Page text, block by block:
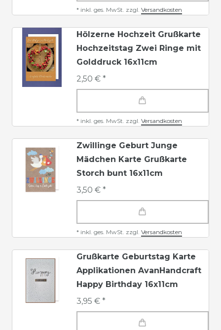
* inkl. ges. MwSt. zzgl. Versandkosten
Hölzerne Hochzeit Grußkarte
Hochzeitstag Zwei Ringe mit
Golddruck 16x11cm
2,50 € *
* inkl. ges. MwSt. zzgl. Versandkosten
Zwillinge Geburt Junge
Mädchen Karte Grußkarte
Storch bunt 16x11cm
3,50 € *
* inkl. ges. MwSt. zzgl. Versandkosten
Grußkarte Geburtstag Karte
Applikationen AvanHandcraft
Happy Birthday 16x11cm
3,95 € *